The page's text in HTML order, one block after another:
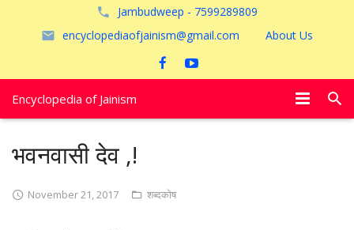
Jambudweep - 7599289809
encyclopediaofjainism@gmail.com
About Us
Encyclopedia of Jainism
भवनवासी देव ,!
November 21, 2017 शब्दकोष